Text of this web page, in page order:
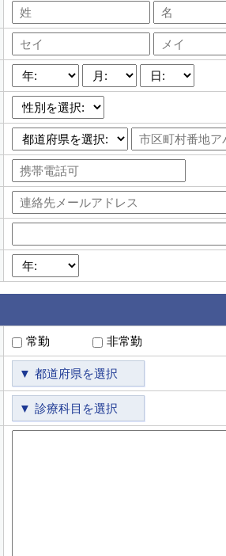
常勤 非常勤
都道府県を選択
診療科目を選択